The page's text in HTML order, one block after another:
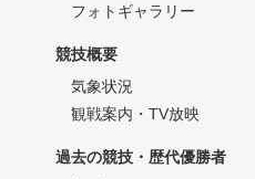
フォトギャラリー
競技概要
気象状況
観戦案内・TV放映
過去の競技・歴代優勝者